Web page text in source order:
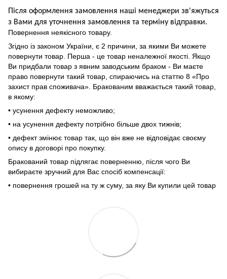
Після оформлення замовлення наші менеджери зв'яжуться
з Вами для уточнення замовлення та терміну відправки.
Повернення неякісного товару.
Згідно із законом України, є 2 причини, за якими Ви можете
повернути товар. Перша - це товар неналежної якості. Якщо
Ви придбали товар з явним заводським браком - Ви маєте
право повернути такий товар, спираючись на статтю 8 «Про
захист прав споживача». Бракованим вважається такий товар,
в якому:
• усунення дефекту неможливо;
• на усунення дефекту потрібно більше двох тижнів;
• дефект змінює товар так, що він вже не відповідає своєму
опису в договорі про покупку.
Бракований товар підлягає поверненню, після чого Ви
вибираєте зручний для Вас спосіб компенсації:
• повернення грошей на ту ж суму, за яку Ви купили цей товар